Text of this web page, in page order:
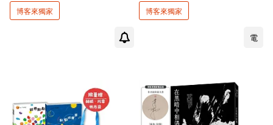
韓曉(2)
馬克．吐溫(2) 騎鯨南去(2)
博客來獨家 博客來獨家
電